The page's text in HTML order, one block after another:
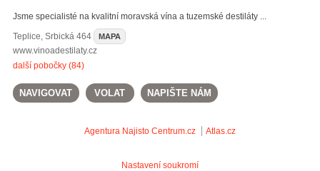
vinné mošty(93)
obaly na víno(106)
Jsme specialisté na kvalitní moravská vína a tuzemské destiláty ...
Teplice, Srbická 464 MAPA
www.vinoadestilaty.cz
další pobočky (84)
NAVIGOVAT VOLAT NAPIŠTE NÁM
Agentura Najisto Centrum.cz Atlas.cz
Nastavení soukromí